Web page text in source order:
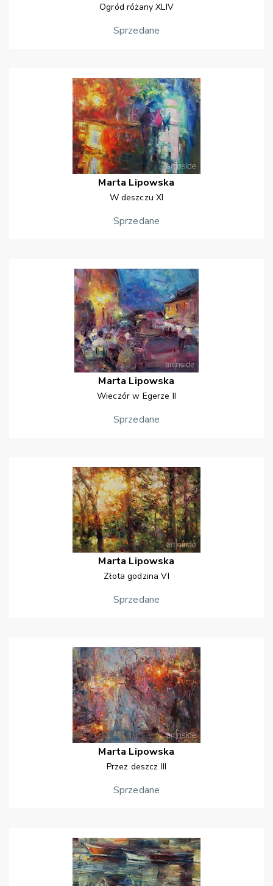
Ogród różany XLIV
Sprzedane
Marta Lipowska
W deszczu XI
Sprzedane
Marta Lipowska
Wieczór w Egerze II
Sprzedane
Marta Lipowska
Złota godzina VI
Sprzedane
Marta Lipowska
Przez deszcz III
Sprzedane